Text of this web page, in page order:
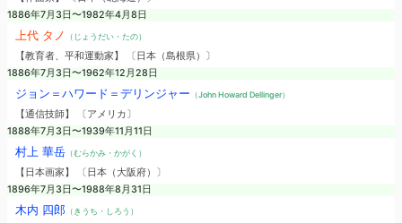
1886年7月3日〜1982年4月8日
上代 タノ （じょうだい・たの）
【教育者、平和運動家】 〔日本（島根県）〕
1886年7月3日〜1962年12月28日
ジョン＝ハワード＝デリンジャー （John Howard Dellinger）
【通信技師】 〔アメリカ〕
1888年7月3日〜1939年11月11日
村上 華岳（むらかみ・かがく）
【日本画家】 〔日本（大阪府）〕
1896年7月3日〜1988年8月31日
木内 四郎（きうち・しろう）